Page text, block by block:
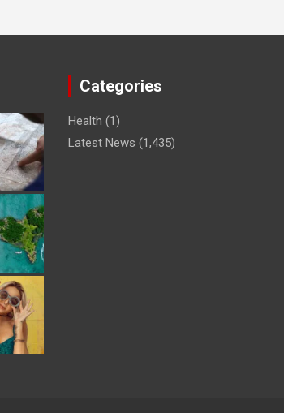
Categories
Health (1)
Latest News (1,435)